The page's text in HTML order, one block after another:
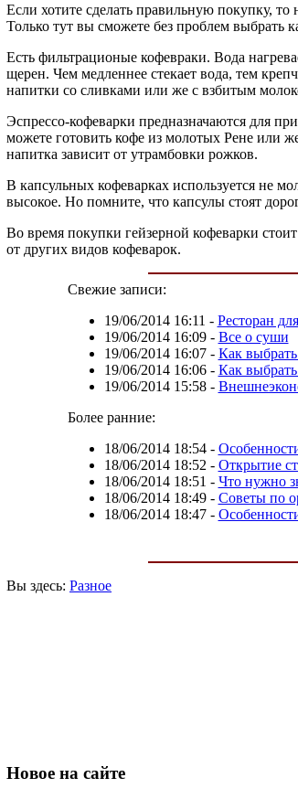
Если хотите сделать правильную покупку,
Только тут вы сможете без проблем
Есть фильтрационые кофевраки. Вода
щерен. Чем медленнее стекает вода, тем
напитки со сливками или же с взбитым
Эспрессо-кофеварки предназначаются для
можете готовить кофе из молотых Рене или
напитка зависит от утрамбовки рожков.
В капсульных кофеварках используется не
высокое. Но помните, что капсулы стоят
Во время покупки гейзерной кофеварки
от других видов кофеварок.
Свежие записи:
19/06/2014 16:11 - Ресторан
19/06/2014 16:09- Все о суши
19/06/2014 16:07- Как
19/06/2014 16:06- Как
19/06/2014 15:58-
Более ранние:
18/06/2014 18:54-
18/06/2014 18:52 - Открытие
18/06/2014 18:51 - Что нужно
18/06/2014 18:49- Советы по
18/06/2014 18:47-
Вы здесь: Разное
Новое на сайте